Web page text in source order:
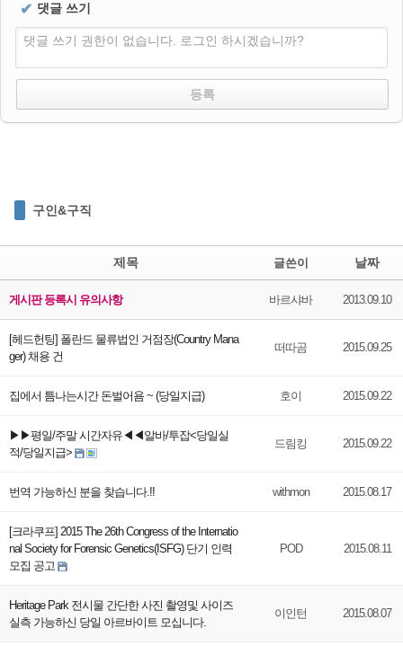
✔ 댓글 쓰기
댓글 쓰기 권한이 없습니다. 로그인 하시겠습니까?
구인&구직
제목 글쓴이 날짜
게시판 등록시 유의사항 바르샤바 2013.09.10
[헤드헌팅] 폴란드 물류법인 거점장(Country Mana
ger) 채용 건
떠따곰 2015.09.25
집에서 틈나는시간 돈벌어욤 ~ (당일지급) 호이 2015.09.22
▶▶평일/주말 시간자유◀◀알바/투잡<당일실
적/당일지급>
드림킹 2015.09.22
번역 가능하신 분을 찾습니다.!! withmon 2015.08.17
[크라쿠프] 2015 The 26th Congress of the Internatio
nal Society for Forensic Genetics(ISFG) 단기 인력
모집 공고
POD 2015.08.11
Heritage Park 전시물 간단한 사진 촬영및 사이즈
실측 가능하신 당일 아르바이트 모십니다.
이인턴 2015.08.07